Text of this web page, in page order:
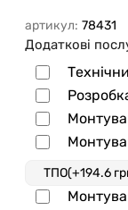
артикул: 78431
Додаткові